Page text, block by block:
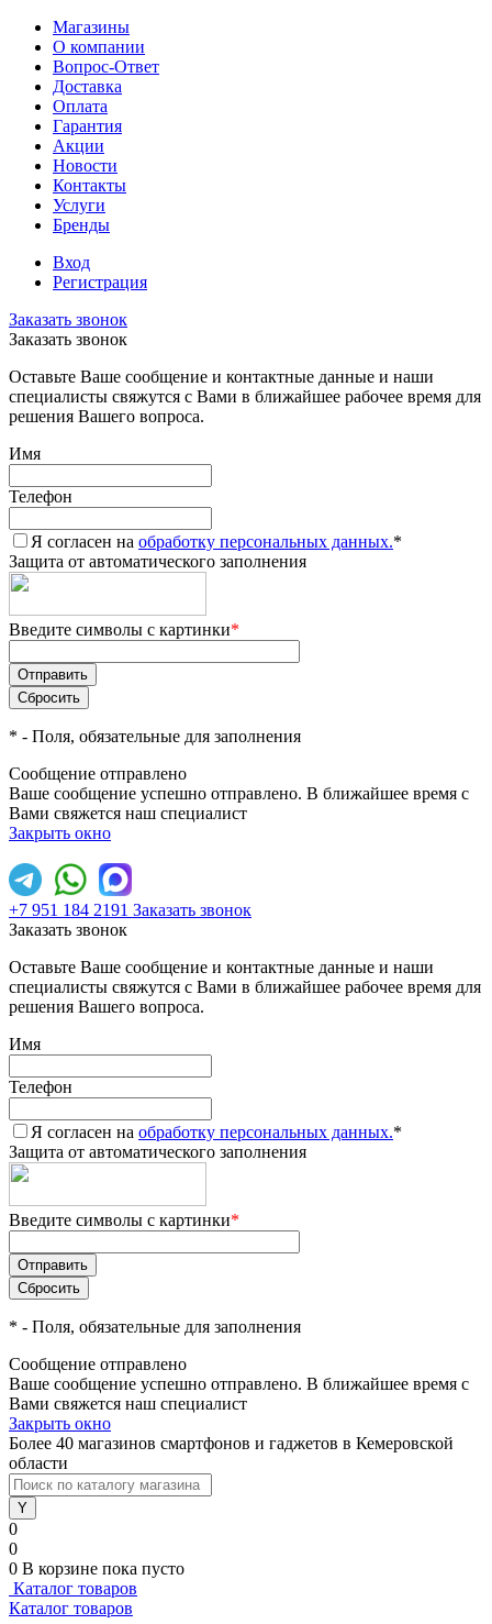
Магазины
О компании
Вопрос-Ответ
Доставка
Оплата
Гарантия
Акции
Новости
Контакты
Услуги
Бренды
Вход
Регистрация
Заказать звонок
Заказать звонок
Оставьте Ваше сообщение и контактные данные и наши
специалисты свяжутся с Вами в ближайшее рабочее время для
решения Вашего вопроса.
Имя
Телефон
Я согласен на обработку персональных данных.*
Защита от автоматического заполнения
Введите символы с картинки*
* - Поля, обязательные для заполнения
Сообщение отправлено
Ваше сообщение успешно отправлено. В ближайшее время с
Вами свяжется наш специалист
Закрыть окно
+7 951 184 2191 Заказать звонок
Заказать звонок
Оставьте Ваше сообщение и контактные данные и наши
специалисты свяжутся с Вами в ближайшее рабочее время для
решения Вашего вопроса.
Имя
Телефон
Я согласен на обработку персональных данных.*
Защита от автоматического заполнения
Введите символы с картинки*
* - Поля, обязательные для заполнения
Сообщение отправлено
Ваше сообщение успешно отправлено. В ближайшее время с
Вами свяжется наш специалист
Закрыть окно
Более 40 магазинов смартфонов и гаджетов в Кемеровской
области
0
0
0 В корзине пока пусто
Каталог товаров
Каталог товаров